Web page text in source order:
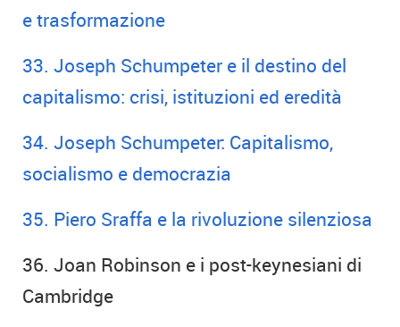
e trasformazione
33. Joseph Schumpeter e il destino del
capitalismo: crisi, istituzioni ed eredità
34. Joseph Schumpeter: Capitalismo,
socialismo e democrazia
35. Piero Sraffa e la rivoluzione silenziosa
36. Joan Robinson e i post-keynesiani di
Cambridge